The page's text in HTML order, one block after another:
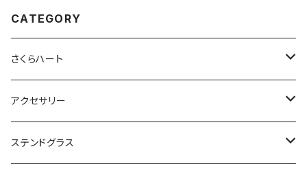
CATEGORY
さくらハート
ペンダント
ゴールド
ピアス
アクセサリー
ネックレス
ステンドグラス